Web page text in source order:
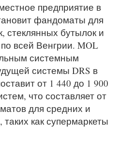
предприятие в
фандоматы для
стеклянных бутылок и
всей Венгрии. MOL
системным
системы DRS в
от 1 440 до 1 900
что составляет от
для средних и
как супермаркеты